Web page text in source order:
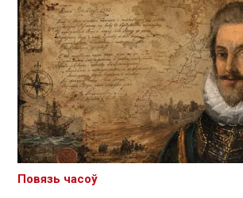
Повязь часоў